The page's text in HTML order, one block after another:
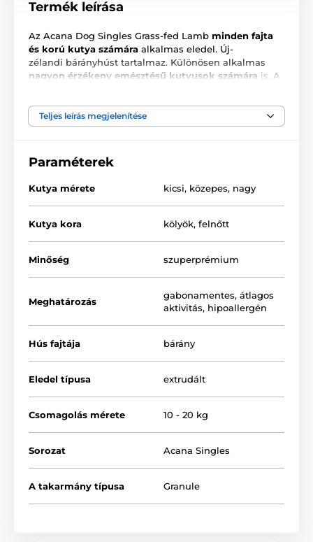
Termék leírása
Az Acana Dog Singles Grass-fed Lamb minden fajta
és korú kutya számára alkalmas eledel. Új-
zélandi bárányhúst tartalmaz. Különösen alkalmas
nagyon érzékeny emésztésű kutyusok számára is. A
Egyetlen állati eredetű fehérjeforrás – új-zélandi
bárány
Magas hústartalom (kb. 50%) + gyümölcs, zöldség
és gyógynövények
Gabonamentes (grain‑free), érzékeny vagy allergiás
Omega‑3 és omega‑6 az egészséges bőrért és
fényes szőrzetért
Probiotikumok és könnyen emészthető rostok az
emésztés és az általános kondíció támogatására
Teljes leírás megjelenítése
Paraméterek
Kutya mérete kicsi, közepes, nagy
Kutya kora kölyök, felnőtt
Minőség szuperprémium
Meghatározás
gabonamentes, átlagos
aktivitás, hipoallergén
Hús fajtája bárány
Eledel típusa extrudált
Csomagolás mérete 10 - 20 kg
Sorozat Acana Singles
A takarmány típusa Granule